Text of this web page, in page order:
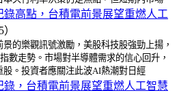
錄高點，台積電前景展望重燃人工
的樂觀訊號激勵，美股科技股強勁上揚，
數走勢。市場對半導體需求的信心回升，
。投資者應關注此波AI熱潮對日經
錄，台積電前景展望重燃人工智慧